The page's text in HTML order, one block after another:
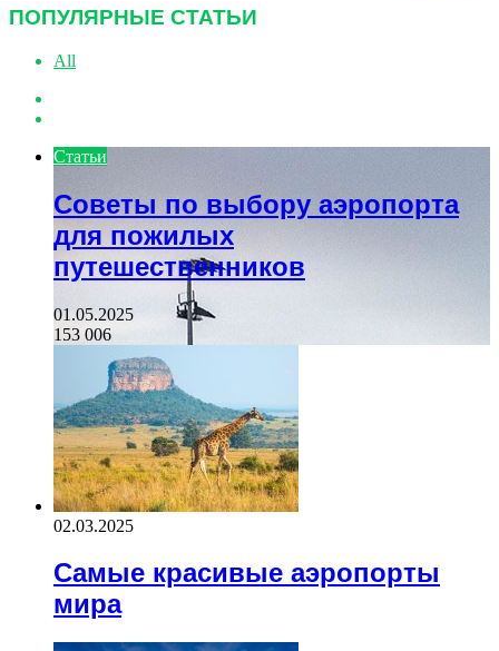
ПОПУЛЯРНЫЕ СТАТЬИ
All
Статьи
Советы по выбору аэропорта
для пожилых
путешественников
01.05.2025
153 006
02.03.2025
Самые красивые аэропорты
мира